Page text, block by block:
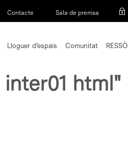
Contacte Sala de premsa
Lloguer d’espais Comunitat RESSÒ
html"